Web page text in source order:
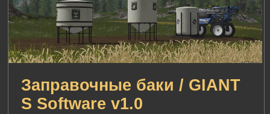
Заправочные баки / GIANT
S Software v1.0